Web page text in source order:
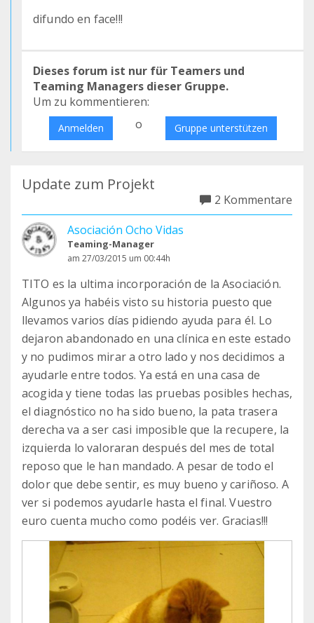
difundo en face!!!
Dieses forum ist nur für Teamers und
Teaming Managers dieser Gruppe.
Um zu kommentieren:
Anmelden o Gruppe unterstützen
Update zum Projekt
2 Kommentare
Asociación Ocho Vidas
Teaming-Manager
am 27/03/2015 um 00:44h
TITO es la ultima incorporación de la Asociación.
Algunos ya habéis visto su historia puesto que
llevamos varios días pidiendo ayuda para él. Lo
dejaron abandonado en una clínica en este estado
y no pudimos mirar a otro lado y nos decidimos a
ayudarle entre todos. Ya está en una casa de
acogida y tiene todas las pruebas posibles hechas,
el diagnóstico no ha sido bueno, la pata trasera
derecha va a ser casi imposible que la recupere, la
izquierda lo valoraran después del mes de total
reposo que le han mandado. A pesar de todo el
dolor que debe sentir, es muy bueno y cariñoso. A
ver si podemos ayudarle hasta el final. Vuestro
euro cuenta mucho como podéis ver. Gracias!!!